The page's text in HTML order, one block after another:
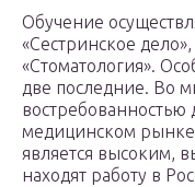
Обучение
«Сестринское
«Стоматология».
две последние. Во
медицинском рынке
является высоким,
находят работу в